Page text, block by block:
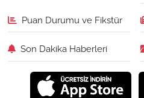
Puan Durumu ve Fikstür
Son Dakika Haberleri